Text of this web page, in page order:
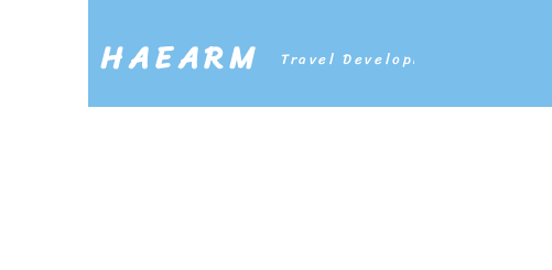
HAEARM Travel Development Company